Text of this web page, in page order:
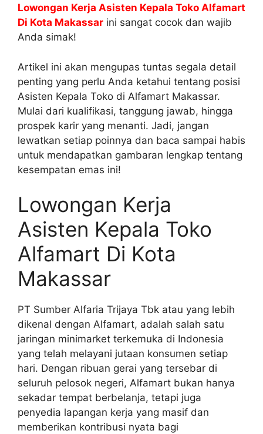
Lowongan Kerja Asisten Kepala Toko Alfamart
Di Kota Makassar ini sangat cocok dan wajib
Anda simak!
Artikel ini akan mengupas tuntas segala detail
penting yang perlu Anda ketahui tentang posisi
Asisten Kepala Toko di Alfamart Makassar.
Mulai dari kualifikasi, tanggung jawab, hingga
prospek karir yang menanti. Jadi, jangan
lewatkan setiap poinnya dan baca sampai habis
untuk mendapatkan gambaran lengkap tentang
kesempatan emas ini!
Lowongan Kerja
Asisten Kepala Toko
Alfamart Di Kota
Makassar
PT Sumber Alfaria Trijaya Tbk atau yang lebih
dikenal dengan Alfamart, adalah salah satu
jaringan minimarket terkemuka di Indonesia
yang telah melayani jutaan konsumen setiap
hari. Dengan ribuan gerai yang tersebar di
seluruh pelosok negeri, Alfamart bukan hanya
sekadar tempat berbelanja, tetapi juga
penyedia lapangan kerja yang masif dan
memberikan kontribusi nyata bagi